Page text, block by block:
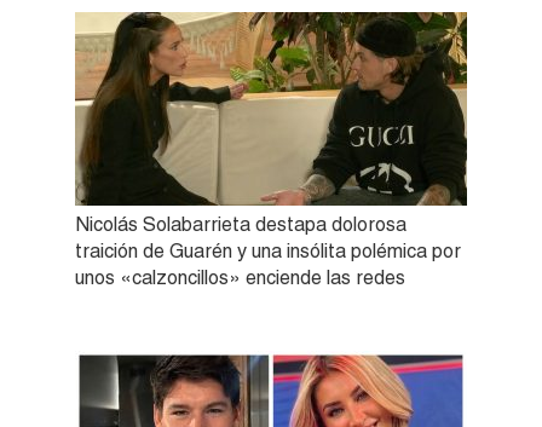
Nicolás Solabarrieta destapa dolorosa
traición de Guarén y una insólita polémica por
unos «calzoncillos» enciende las redes